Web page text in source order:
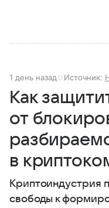
1 день назад Источник:
Как
от
в
Криптоиндустрия
свободы к